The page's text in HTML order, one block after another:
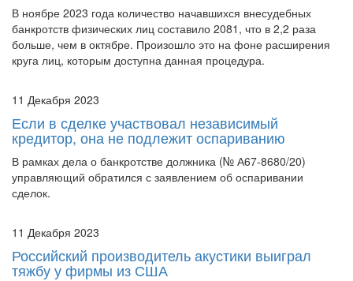
В ноябре 2023 года количество начавшихся внесудебных
банкротств физических лиц составило 2081, что в 2,2 раза
больше, чем в октябре. Произошло это на фоне расширения
круга лиц, которым доступна данная процедура.
11 Декабря 2023
Если в сделке участвовал независимый
кредитор, она не подлежит оспариванию
В рамках дела о банкротстве должника (№ А67-8680/20)
управляющий обратился с заявлением об оспаривании
сделок.
11 Декабря 2023
Российский производитель акустики выиграл
тяжбу у фирмы из США